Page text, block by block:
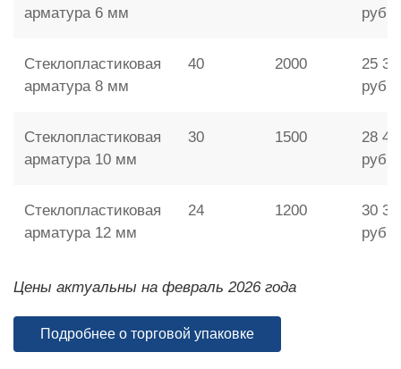
арматура 6 мм
руб.
Стеклопластиковая
арматура 8 мм
40 2000
25
руб.
Стеклопластиковая
арматура 10 мм
30 1500
28
руб.
Стеклопластиковая
арматура 12 мм
24 1200
30
руб.
Цены актуальны на февраль 2026 года
Подробнее о торговой упаковке